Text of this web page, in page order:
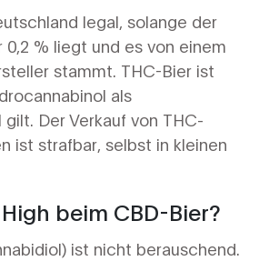
legal, solange der
% liegt und es von einem
stammt. THC-Bier ist
als
Der Verkauf von THC-
ist strafbar, selbst in kleinen
beim CBD-Bier?
ist nicht berauschend.